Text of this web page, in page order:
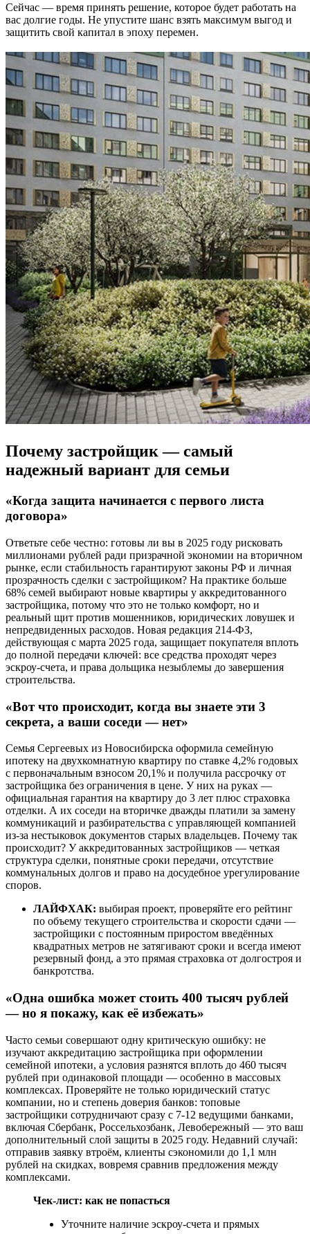
Сейчас — время принять решение, которое будет работать на
вас долгие годы. Не упустите шанс взять максимум выгод и
защитить свой капитал в эпоху перемен.
Почему застройщик — самый
надежный вариант для семьи
«Когда защита начинается с первого листа
договора»
Ответьте себе честно: готовы ли вы в 2025 году рисковать
миллионами рублей ради призрачной экономии на вторичном
рынке, если стабильность гарантируют законы РФ и личная
прозрачность сделки с застройщиком? На практике больше
68% семей выбирают новые квартиры у аккредитованного
застройщика, потому что это не только комфорт, но и
реальный щит против мошенников, юридических ловушек и
непредвиденных расходов. Новая редакция 214-ФЗ,
действующая с марта 2025 года, защищает покупателя вплоть
до полной передачи ключей: все средства проходят через
эскроу-счета, и права дольщика незыблемы до завершения
строительства.
«Вот что происходит, когда вы знаете эти 3
секрета, а ваши соседи — нет»
Семья Сергеевых из Новосибирска оформила семейную
ипотеку на двухкомнатную квартиру по ставке 4,2% годовых
с первоначальным взносом 20,1% и получила рассрочку от
застройщика без ограничения в цене. У них на руках —
официальная гарантия на квартиру до 3 лет плюс страховка
отделки. А их соседи на вторичке дважды платили за замену
коммуникаций и разбирательства с управляющей компанией
из-за нестыковок документов старых владельцев. Почему так
происходит? У аккредитованных застройщиков — четкая
структура сделки, понятные сроки передачи, отсутствие
коммунальных долгов и право на досудебное урегулирование
споров.
ЛАЙФХАК: выбирая проект, проверяйте его рейтинг
по объему текущего строительства и скорости сдачи —
застройщики с постоянным приростом введённых
квадратных метров не затягивают сроки и всегда имеют
резервный фонд, а это прямая страховка от долгостроя и
банкротства.
«Одна ошибка может стоить 400 тысяч рублей
— но я покажу, как её избежать»
Часто семьи совершают одну критическую ошибку: не
изучают аккредитацию застройщика при оформлении
семейной ипотеки, а условия разнятся вплоть до 460 тысяч
рублей при одинаковой площади — особенно в массовых
комплексах. Проверяйте не только юридический статус
компании, но и степень доверия банков: топовые
застройщики сотрудничают сразу с 7-12 ведущими банками,
включая Сбербанк, Россельхозбанк, Левобережный — это ваш
дополнительный слой защиты в 2025 году. Недавний случай:
отправив заявку втроём, клиенты сэкономили до 1,1 млн
рублей на скидках, вовремя сравнив предложения между
комплексами.
Чек-лист: как не попасться
Уточните наличие эскроу-счета и прямых